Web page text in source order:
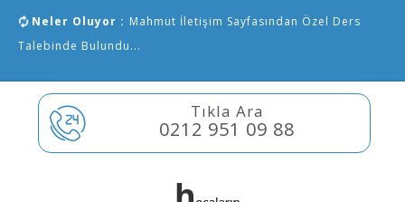
Neler Oluyor : Mahmut İletişim Sayfasından Özel Ders
Talebinde Bulundu...
Tıkla Ara
0212 951 09 88